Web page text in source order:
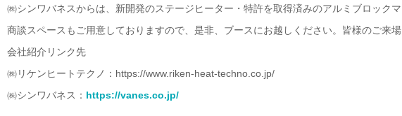
㈱シンワバネスからは、 新開発のステージヒーター・特許を取得済みのアルミブロック
商談スペースもご用意しておりますので、是非、ブースにお越しください。 皆様のご来
会社紹介リンク先
㈱リケンヒートテクノ：https://www.riken-heat-techno.co.jp/
㈱シンワバネス： https://vanes.co.jp/